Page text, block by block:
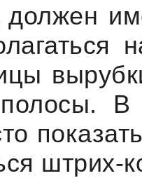
должен
В
штрих-